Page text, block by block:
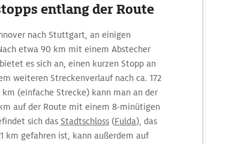
entlang der Route
nach Stuttgart, an einigen
etwa 90 km mit einem Abstecher
es sich an, einen kurzen Stopp an
weiteren Streckenverlauf nach ca. 172
(einfache Strecke) kann man an der
auf der Route mit einem 8-minütigen
sich das Stadtschloss (Fulda), das
km gefahren ist, kann außerdem auf